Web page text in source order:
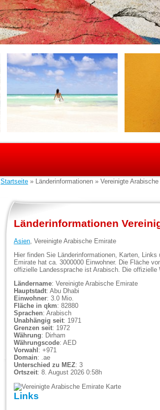
Startseite » Länderinformationen » Vereinigte
Länderinformationen
Asien , Vereinigte Arabische Emirate
Hier finden Sie Länderinformationen, Karten,
Emirate hat ca. 3000000 Einwohner. Die Fläche
offizielle Landessprache ist Arabisch. Die offizielle
Ländername: Vereinigte Arabische Emirate
Hauptstadt: Abu Dhabi
Einwohner: 3.0 Mio.
Fläche in qkm: 82880
Sprachen: Arabisch
Unabhängig seit: 1971
Grenzen seit: 1972
Währung: Dirham
Währungscode: AED
Vorwahl : +971
Domain: .ae
Unterschied zu MEZ: 3
Ortszeit: 8. August 2026 0:58h
Links